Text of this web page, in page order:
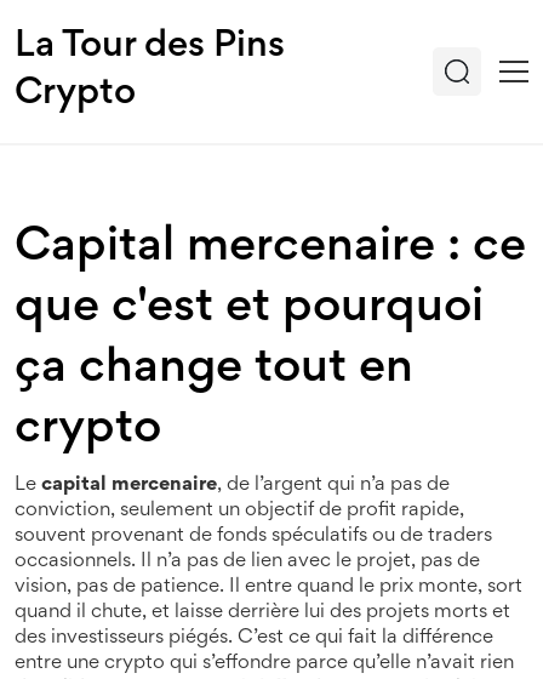
La Tour des Pins
Crypto
Capital mercenaire : ce
que c'est et pourquoi
ça change tout en
crypto
Le capital mercenaire, de l’argent qui n’a pas de
conviction, seulement un objectif de profit rapide,
souvent provenant de fonds spéculatifs ou de traders
occasionnels. Il n’a pas de lien avec le projet, pas de
vision, pas de patience. Il entre quand le prix monte, sort
quand il chute, et laisse derrière lui des projets morts et
des investisseurs piégés. C’est ce qui fait la différence
entre une crypto qui s’effondre parce qu’elle n’avait rien